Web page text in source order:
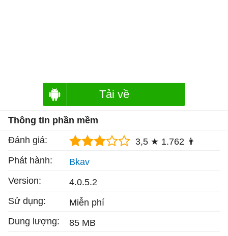
Tải về
Thông tin phần mềm
Đánh giá:
3,5 ★ 1.762 👨
Phát hành:
Bkav
Version:
4.0.5.2
Sử dụng:
Miễn phí
Dung lượng:
85 MB